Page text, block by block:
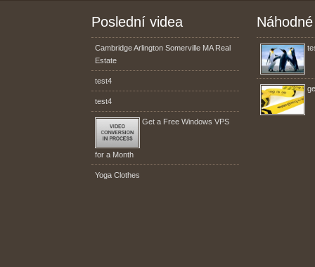
Poslední videa
Cambridge Arlington Somerville MA Real
Estate
test4
test4
Get a Free Windows VPS
for a Month
Yoga Clothes